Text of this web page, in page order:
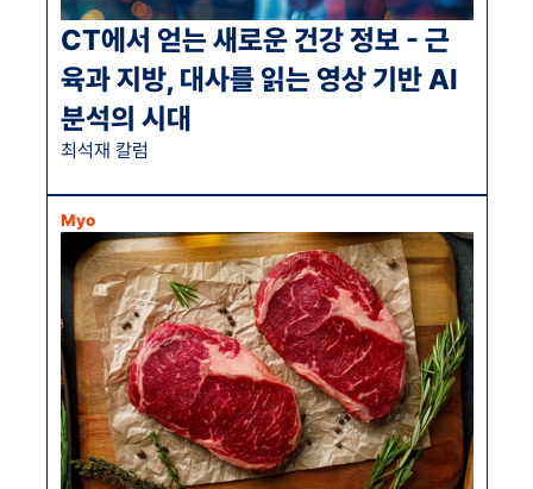
CT에서 얻는 새로운 건강 정보 - 근
육과 지방, 대사를 읽는 영상 기반 AI
분석의 시대
최석재 칼럼
Myo